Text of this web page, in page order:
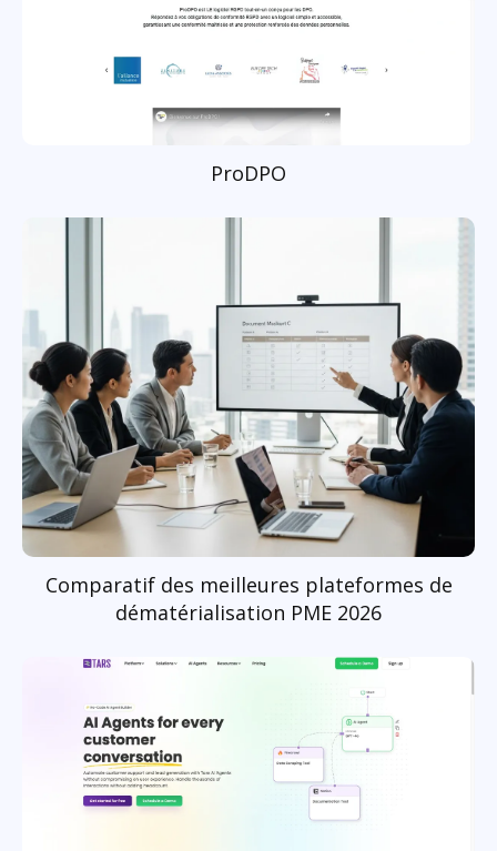
ProDPO
Comparatif des meilleures plateformes de
dématérialisation PME 2026